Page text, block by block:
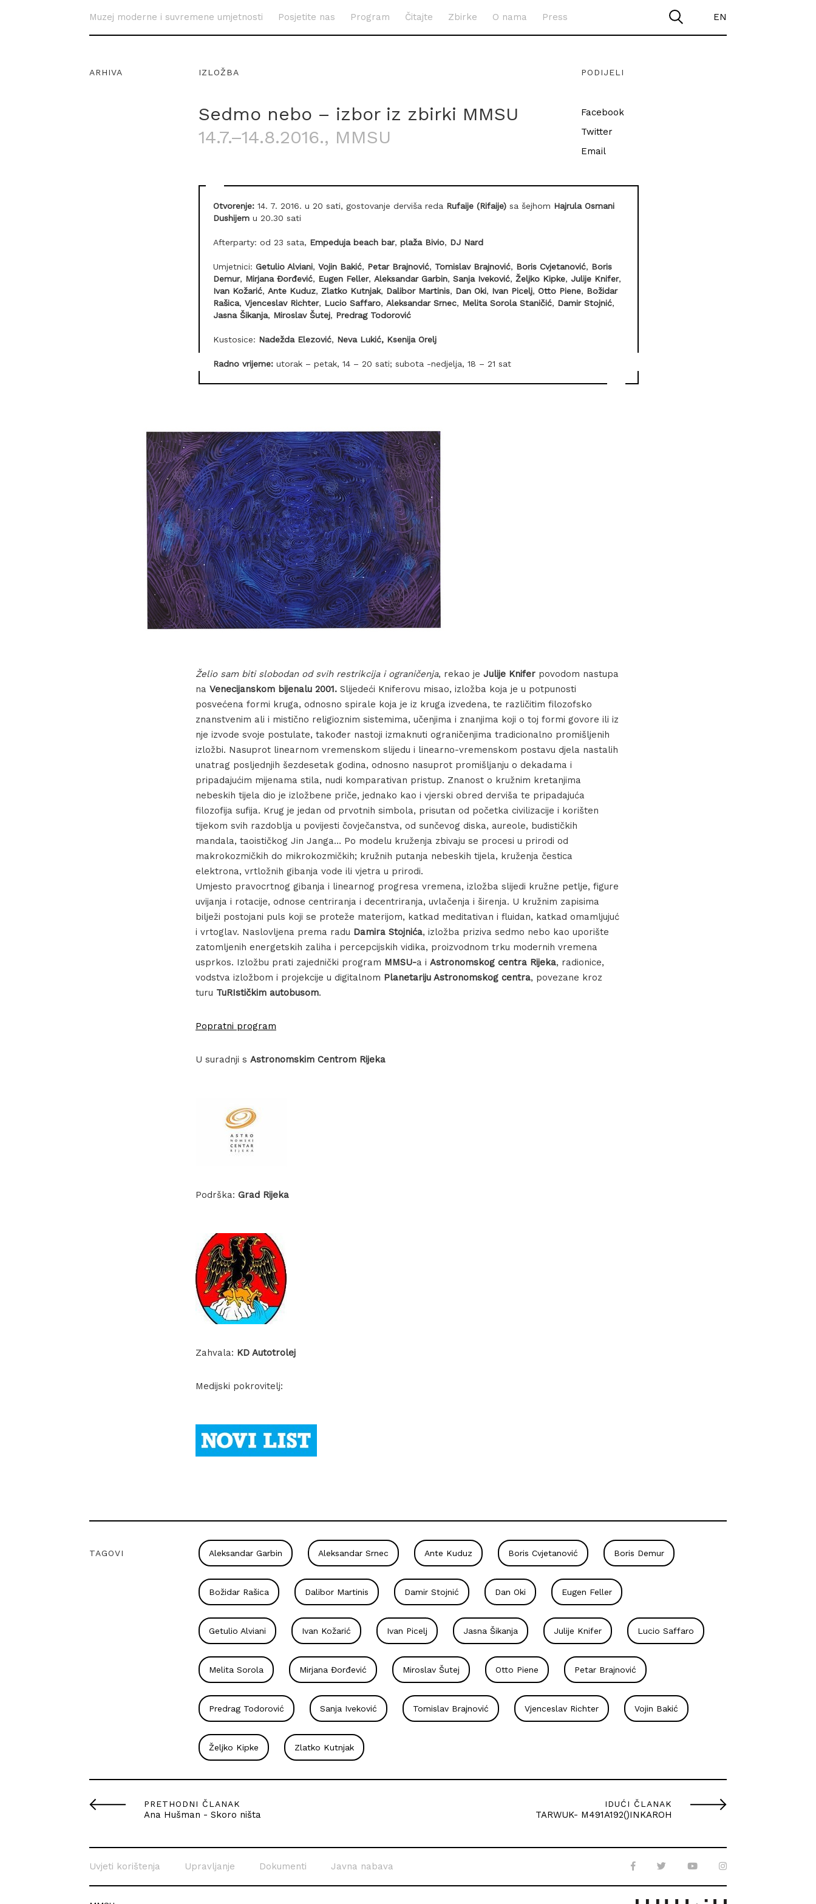
Muzej moderne i suvremene umjetnosti Posjetite nas Program Čitajte Zbirke O nama Press EN
ARHIVA IZLOŽBA PODIJELI
Sedmo nebo – izbor iz zbirki MMSU
14.7.–14.8.2016., MMSU
Facebook
Twitter
Email
Otvorenje: 14. 7. 2016. u 20 sati, gostovanje derviša reda Rufaije (Rifaije) sa šejhom Hajrula Osmani
Dushijem u 20.30 sati
Afterparty: od 23 sata, Empeduja beach bar, plaža Bivio, DJ Nard
Umjetnici: Getulio Alviani, Vojin Bakić, Petar Brajnović, Tomislav Brajnović, Boris Cvjetanović, Boris
Demur, Mirjana Đorđević, Eugen Feller, Aleksandar Garbin, Sanja Iveković, Željko Kipke, Julije Knifer,
Ivan Kožarić, Ante Kuduz, Zlatko Kutnjak, Dalibor Martinis, Dan Oki, Ivan Picelj, Otto Piene, Božidar
Rašica, Vjenceslav Richter, Lucio Saffaro, Aleksandar Srnec, Melita Sorola Staničić, Damir Stojnić,
Jasna Šikanja, Miroslav Šutej, Predrag Todorović
Kustosice: Nadežda Elezović, Neva Lukić, Ksenija Orelj
Radno vrijeme: utorak – petak, 14 – 20 sati; subota -nedjelja, 18 – 21 sat
Želio sam biti slobodan od svih restrikcija i ograničenja, rekao je Julije Knifer povodom nastupa
na Venecijanskom bijenalu 2001. Slijedeći Kniferovu misao, izložba koja je u potpunosti
posvećena formi kruga, odnosno spirale koja je iz kruga izvedena, te različitim filozofsko
znanstvenim ali i mistično religioznim sistemima, učenjima i znanjima koji o toj formi govore ili iz
nje izvode svoje postulate, također nastoji izmaknuti ograničenjima tradicionalno promišljenih
izložbi. Nasuprot linearnom vremenskom slijedu i linearno-vremenskom postavu djela nastalih
unatrag posljednjih šezdesetak godina, odnosno nasuprot promišljanju o dekadama i
pripadajućim mijenama stila, nudi komparativan pristup. Znanost o kružnim kretanjima
nebeskih tijela dio je izložbene priče, jednako kao i vjerski obred derviša te pripadajuća
filozofija sufija. Krug je jedan od prvotnih simbola, prisutan od početka civilizacije i korišten
tijekom svih razdoblja u povijesti čovječanstva, od sunčevog diska, aureole, budističkih
mandala, taoističkog Jin Janga… Po modelu kruženja zbivaju se procesi u prirodi od
makrokozmičkih do mikrokozmičkih; kružnih putanja nebeskih tijela, kruženja čestica
elektrona, vrtložnih gibanja vode ili vjetra u prirodi.
Umjesto pravocrtnog gibanja i linearnog progresa vremena, izložba slijedi kružne petlje, figure
uvijanja i rotacije, odnose centriranja i decentriranja, uvlačenja i širenja. U kružnim zapisima
bilježi postojani puls koji se proteže materijom, katkad meditativan i fluidan, katkad omamljujuć
i vrtoglav. Naslovljena prema radu Damira Stojnića, izložba priziva sedmo nebo kao uporište
zatomljenih energetskih zaliha i percepcijskih vidika, proizvodnom trku modernih vremena
usprkos. Izložbu prati zajednički program MMSU-a i Astronomskog centra Rijeka, radionice,
vodstva izložbom i projekcije u digitalnom Planetariju Astronomskog centra, povezane kroz
turu TuRIstičkim autobusom.
Popratni program
U suradnji s Astronomskim Centrom Rijeka
Podrška: Grad Rijeka
Zahvala: KD Autotrolej
Medijski pokrovitelj:
TAGOVI Aleksandar Garbin Aleksandar Srnec Ante Kuduz Boris Cvjetanović Boris Demur
Božidar Rašica Dalibor Martinis Damir Stojnić Dan Oki Eugen Feller
Getulio Alviani Ivan Kožarić Ivan Picelj Jasna Šikanja Julije Knifer Lucio Saffaro
Melita Sorola Mirjana Đorđević Miroslav Šutej Otto Piene Petar Brajnović
Predrag Todorović Sanja Iveković Tomislav Brajnović Vjenceslav Richter Vojin Bakić
Željko Kipke Zlatko Kutnjak
PRETHODNI ČLANAK
Ana Hušman - Skoro ništa
IDUĆI ČLANAK
TARWUK- M491A192()INKAROH
Uvjeti korištenja Upravljanje Dokumenti Javna nabava